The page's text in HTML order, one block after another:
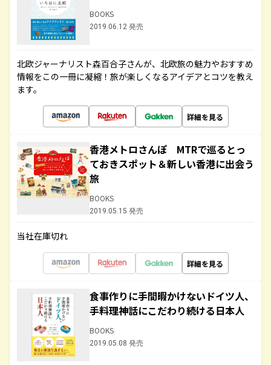
BOOKS
2019.06.12 発売
北欧ジャーナリスト森百合子さんが、北欧旅の魅力やおすすめ
情報をこの一冊に凝縮！旅が楽しくなるアイデアとコツを教え
ます。
詳細を見る
香港メトロさんぽ MTRで巡るとっ
ておきスポット＆新しい香港に出会う
旅
BOOKS
2019.05.15 発売
当社在庫切れ
詳細を見る
食事作りに手間暇かけないドイツ人、
手料理神話にこだわり続ける日本人
BOOKS
2019.05.08 発売